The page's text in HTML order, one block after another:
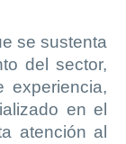
se sustenta
del sector,
experiencia,
en el
atención al